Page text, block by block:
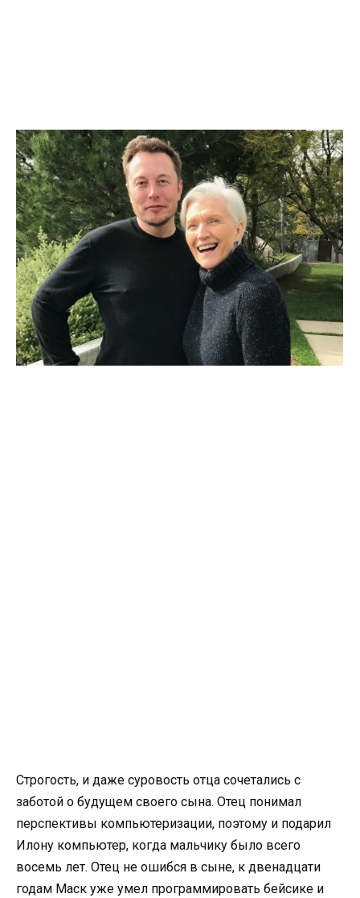
Строгость, и даже суровость отца сочетались с
заботой о будущем своего сына. Отец понимал
перспективы компьютеризации, поэтому и подарил
Илону компьютер, когда мальчику было всего
восемь лет. Отец не ошибся в сыне, к двенадцати
годам Маск уже умел программировать бейсике и